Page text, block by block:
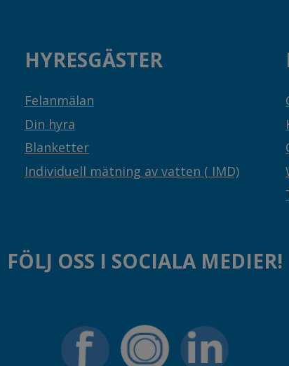
HYRESGÄSTER
Felanmälan
Din hyra
Blanketter
Individuell mätning av vatten ( IMD)
FÖLJ OSS I SOCIALA MEDIER!